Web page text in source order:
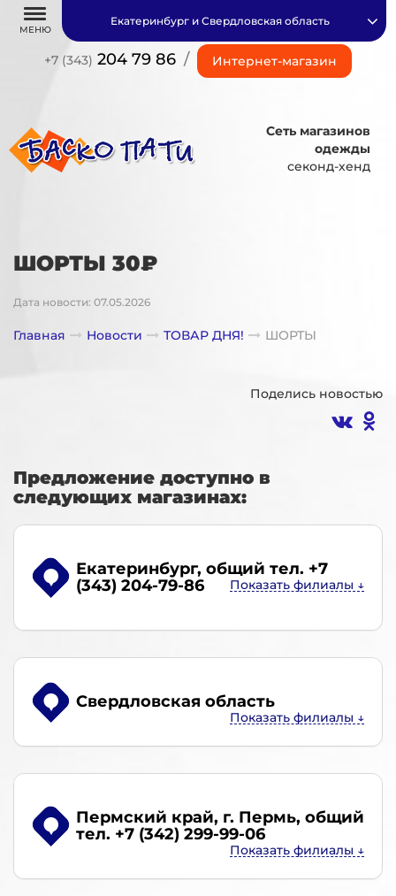
МЕНЮ
+7 (343) 204 79 86 / Интернет-магазин
Екатеринбург и Свердловская область
Сеть магазинов
одежды
секонд-хенд
ШОРТЫ 30₽
Дата новости: 07.05.2026
Главная Новости ТОВАР ДНЯ! ШОРТЫ
Поделись новостью
Предложение доступно в
следующих магазинах:
Екатеринбург, общий тел. +7
(343) 204-79-86
Свердловская область
Пермский край, г. Пермь, общий
тел. +7 (342) 299-99-06